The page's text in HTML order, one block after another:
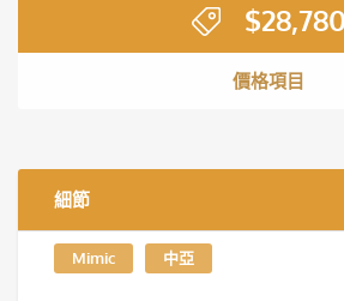
$28,780
價格項目
細節
Mimic 中亞